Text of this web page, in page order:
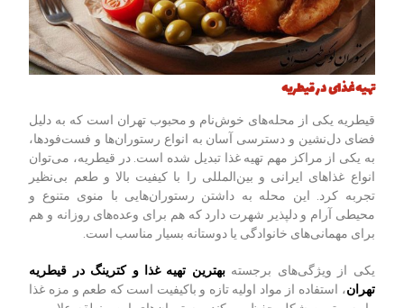
تهیه غذای در قیطریه
قیطریه یکی از محله‌های خوش‌نام و محبوب تهران است که به دلیل
فضای دل‌نشین و دسترسی آسان به انواع رستوران‌ها و فست‌فودها،
به یکی از مراکز مهم تهیه غذا تبدیل شده است. در قیطریه، می‌توان
انواع غذاهای ایرانی و بین‌المللی را با کیفیت بالا و طعم بی‌نظیر
تجربه کرد. این محله به داشتن رستوران‌هایی با منوی متنوع و
محیطی آرام و دلپذیر شهرت دارد که هم برای وعده‌های روزانه و هم
برای مهمانی‌های خانوادگی یا دوستانه بسیار مناسب است.
یکی از ویژگی‌های برجستهبهترین تهیه غذا و کترینگ در قیطریه
تهران، استفاده از مواد اولیه تازه و باکیفیت است که طعم و مزه غذا